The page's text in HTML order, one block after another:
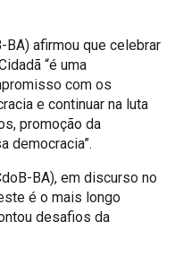
afirmou que celebrar
“é uma
com os
e continuar na luta
promoção da
democracia”.
BA), em discurso no
é o mais longo
desafios da